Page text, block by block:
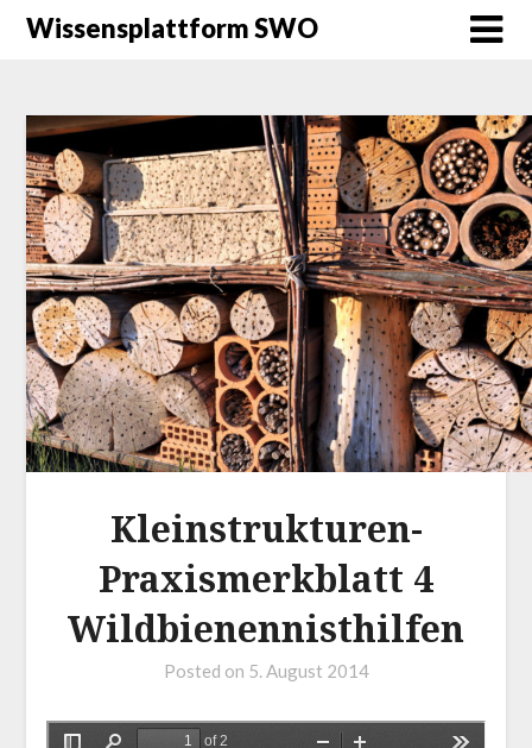
Wissensplattform SWO
Kleinstrukturen-
Praxismerkblatt 4
Wildbienennisthilfen
Posted on 5. August 2014